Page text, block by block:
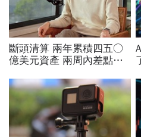
斷頭清算 兩年累積四五○
億美元資產 兩周內差點全
速慘賠啟示